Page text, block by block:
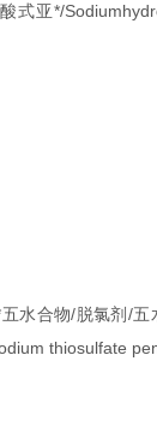
式亚*/
水合物/脱氯剂/五
thiosulfate